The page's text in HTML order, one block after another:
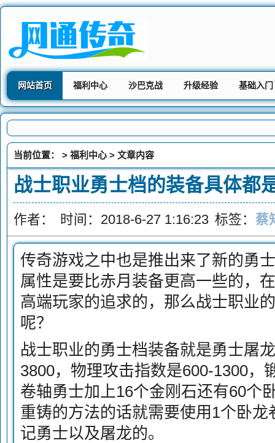
网站首页 福利中心 沙巴克战 升级经验 基础入门
当前位置： > 福利中心 > 文章内容
战士职业勇士档的装备具体都
作者： 时间：2018-6-27 1:16:23 标签： 蔡
传奇游戏之中也是推出来了新的勇
属性是要比赤月装备更高一些的，
高端玩家的追求的，那么战士职业
呢？
战士职业的勇士档装备就是勇士屠
3800，物理攻击指数是600-1300，
卷轴勇士加上16个金刚石还有60个
重铸的方法的话就需要使用1个卧
记勇士以及屠龙的。